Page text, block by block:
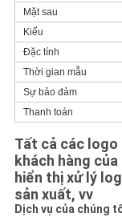
Mặt sau
Kiểu
Đặc tính
Thời gian mẫu
Sự bảo đảm
Thanh toán
Tất cả các logo
khách hàng
hiển thị xử lý
sản xuất, vv
Dịch vụ của chúng